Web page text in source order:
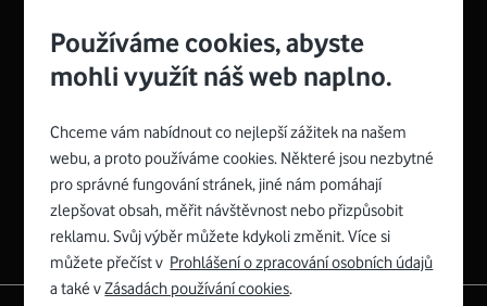
Zyxel VMG8623-T50B:
Rozměry modemu jsou 16 x 22 x 7,5 cm (včetně stojánku)
a nabízí 4 gigabitové LAN porty a bezdrátové připojení Wi-
Fi ve verzích 802.11 b/g/n/ac pro frekvenci 2,4 GHz a
Spojte se s Vodafonem
Používáme cookies, abyste
mohli využít náš web naplno.
Chceme vám nabídnout co nejlepší zážitek na našem
webu, a proto používáme cookies. Některé jsou nezbytné
pro správné fungování stránek, jiné nám pomáhají
zlepšovat obsah, měřit návštěvnost nebo přizpůsobit
reklamu. Svůj výběr můžete kdykoli změnit. Více si
můžete přečíst v Prohlášení o zpracování osobních údajů
a také vZásadách používání cookies.